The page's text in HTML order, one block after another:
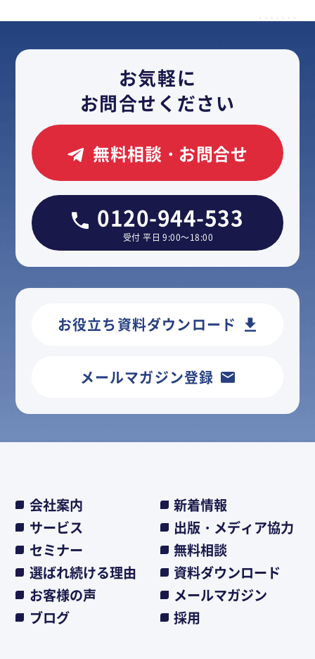
お気軽に
お問合せください
無料相談・お問合せ
0120-944-533
受付 平日 9:00～18:00
お役立ち資料ダウンロード
メールマガジン登録
会社案内
新着情報
サービス
出版・メディア協力
セミナー
無料相談
選ばれ続ける理由
資料ダウンロード
お客様の声
メールマガジン
ブログ
採用